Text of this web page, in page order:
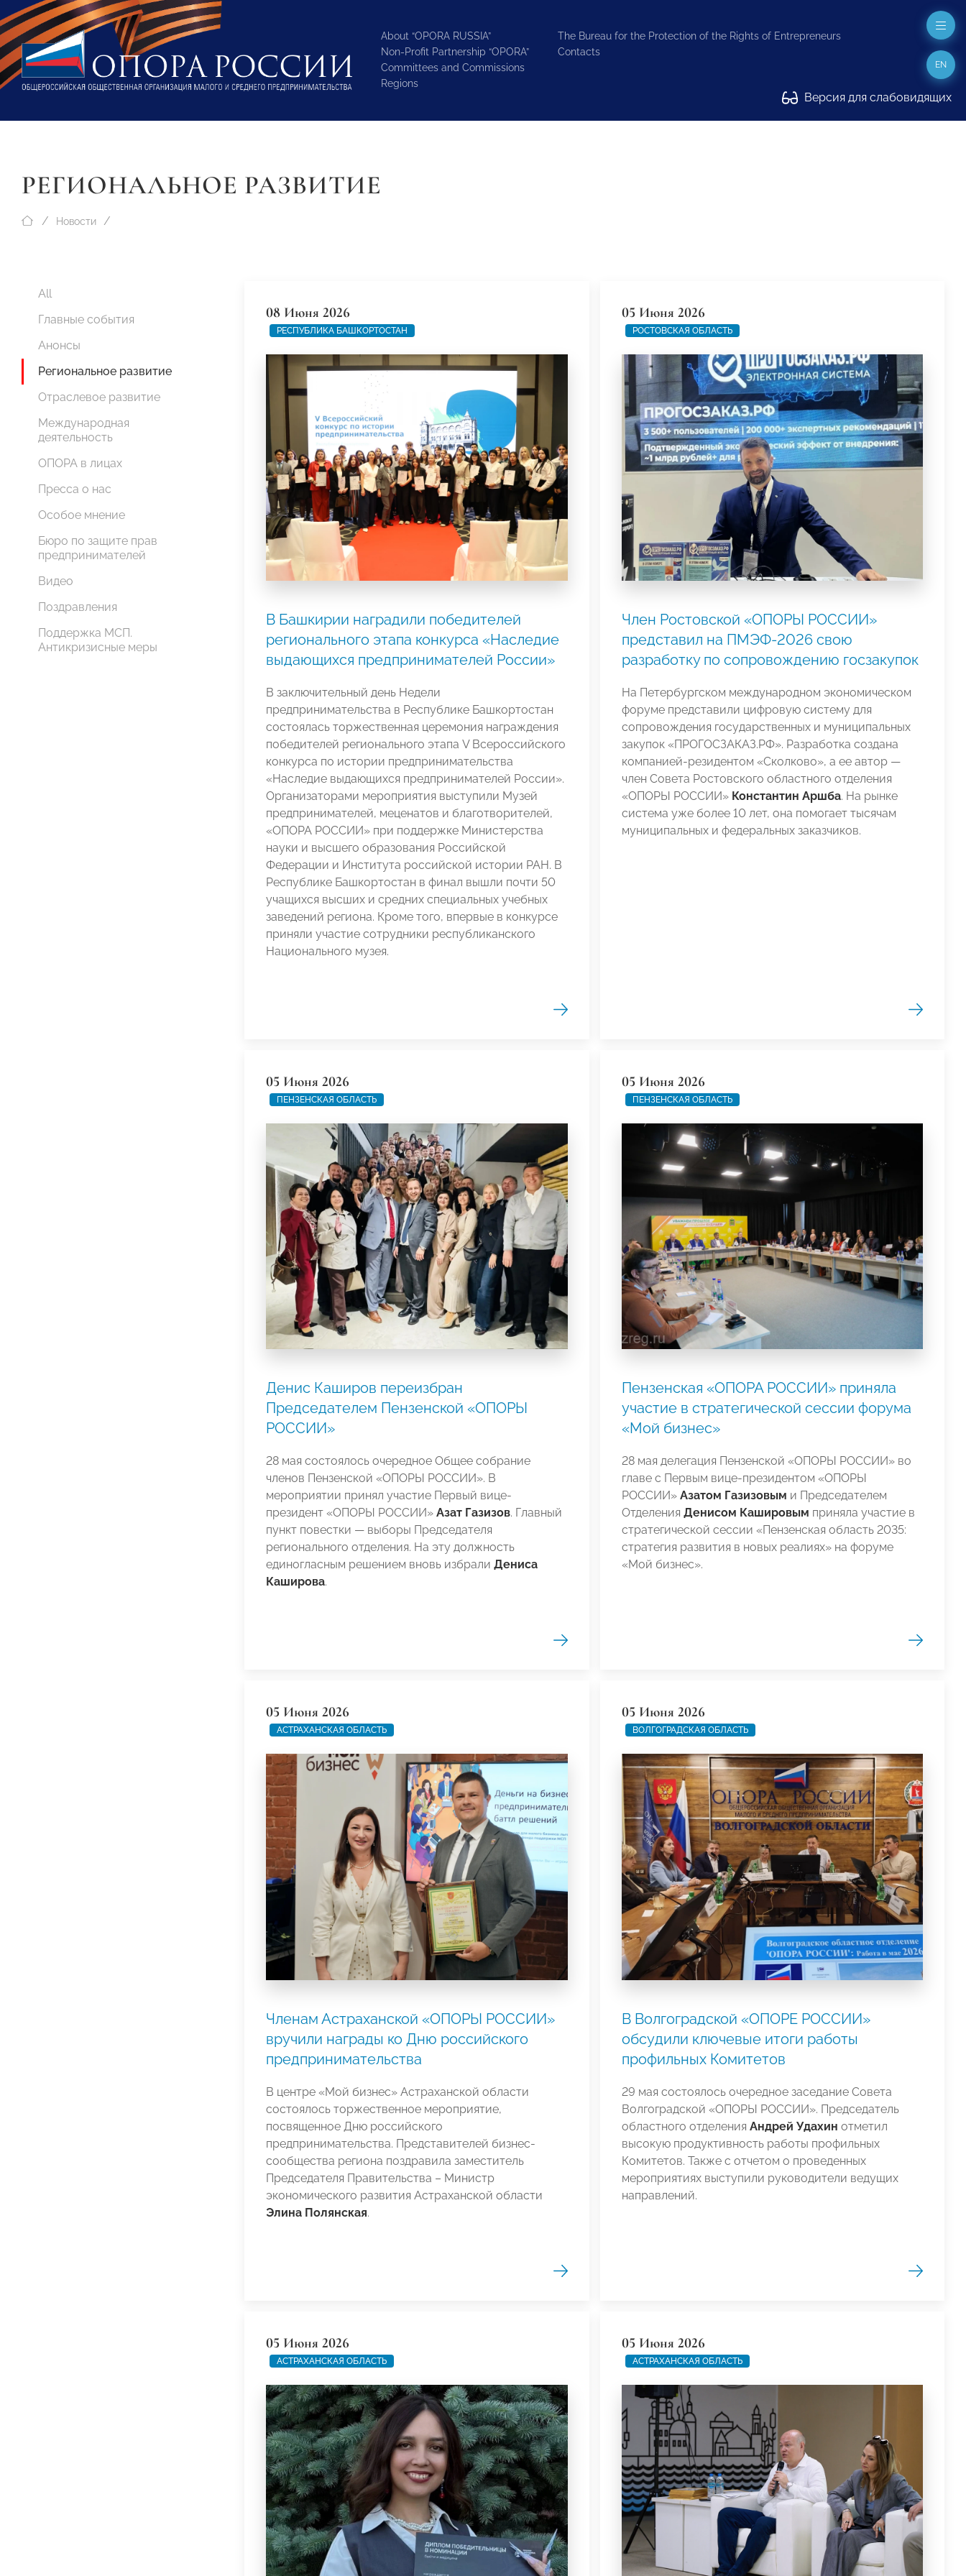
About “OPORA RUSSIA”
Non-Profit Partnership “OPORA”
Committees and Commissions
Regions
The Bureau for the Protection of the Rights of Entrepreneurs
Contacts
Версия для слабовидящих
EN
РЕГИОНАЛЬНОЕ РАЗВИТИЕ
Новости
All
Главные события
Анонсы
Региональное развитие
Отраслевое развитие
Международная
деятельность
ОПОРА в лицах
Пресса о нас
Особое мнение
Бюро по защите прав
предпринимателей
Видео
Поздравления
Поддержка МСП.
Антикризисные меры
08 Июня 2026
РЕСПУБЛИКА БАШКОРТОСТАН
В Башкирии наградили победителей
регионального этапа конкурса «Наследие
выдающихся предпринимателей России»
В заключительный день Недели
предпринимательства в Республике Башкортостан
состоялась торжественная церемония награждения
победителей регионального этапа V Всероссийского
конкурса по истории предпринимательства
«Наследие выдающихся предпринимателей России».
Организаторами мероприятия выступили Музей
предпринимателей, меценатов и благотворителей,
«ОПОРА РОССИИ» при поддержке Министерства
науки и высшего образования Российской
Федерации и Института российской истории РАН. В
Республике Башкортостан в финал вышли почти 50
учащихся высших и средних специальных учебных
заведений региона. Кроме того, впервые в конкурсе
приняли участие сотрудники республиканского
Национального музея.
05 Июня 2026
РОСТОВСКАЯ ОБЛАСТЬ
Член Ростовской «ОПОРЫ РОССИИ»
представил на ПМЭФ-2026 свою
разработку по сопровождению госзакупок
На Петербургском международном экономическом
форуме представили цифровую систему для
сопровождения государственных и муниципальных
закупок «ПРОГОСЗАКАЗ.РФ». Разработка создана
компанией-резидентом «Сколково», а ее автор —
член Совета Ростовского областного отделения
«ОПОРЫ РОССИИ» Константин Аршба. На рынке
система уже более 10 лет, она помогает тысячам
муниципальных и федеральных заказчиков.
05 Июня 2026
ПЕНЗЕНСКАЯ ОБЛАСТЬ
Денис Каширов переизбран
Председателем Пензенской «ОПОРЫ
РОССИИ»
28 мая состоялось очередное Общее собрание
членов Пензенской «ОПОРЫ РОССИИ». В
мероприятии принял участие Первый вице-
президент «ОПОРЫ РОССИИ» Азат Газизов. Главный
пункт повестки — выборы Председателя
регионального отделения. На эту должность
единогласным решением вновь избрали Дениса
Каширова.
05 Июня 2026
ПЕНЗЕНСКАЯ ОБЛАСТЬ
Пензенская «ОПОРА РОССИИ» приняла
участие в стратегической сессии форума
«Мой бизнес»
28 мая делегация Пензенской «ОПОРЫ РОССИИ» во
главе с Первым вице-президентом «ОПОРЫ
РОССИИ» Азатом Газизовым и Председателем
Отделения Денисом Кашировым приняла участие в
стратегической сессии «Пензенская область 2035:
стратегия развития в новых реалиях» на форуме
«Мой бизнес».
05 Июня 2026
АСТРАХАНСКАЯ ОБЛАСТЬ
Членам Астраханской «ОПОРЫ РОССИИ»
вручили награды ко Дню российского
предпринимательства
В центре «Мой бизнес» Астраханской области
состоялось торжественное мероприятие,
посвященное Дню российского
предпринимательства. Представителей бизнес-
сообщества региона поздравила заместитель
Председателя Правительства – Министр
экономического развития Астраханской области
Элина Полянская.
05 Июня 2026
ВОЛГОГРАДСКАЯ ОБЛАСТЬ
В Волгоградской «ОПОРЕ РОССИИ»
обсудили ключевые итоги работы
профильных Комитетов
29 мая состоялось очередное заседание Совета
Волгоградской «ОПОРЫ РОССИИ». Председатель
областного отделения Андрей Удахин отметил
высокую продуктивность работы профильных
Комитетов. Также с отчетом о проведенных
мероприятиях выступили руководители ведущих
направлений.
05 Июня 2026
АСТРАХАНСКАЯ ОБЛАСТЬ
05 Июня 2026
АСТРАХАНСКАЯ ОБЛАСТЬ